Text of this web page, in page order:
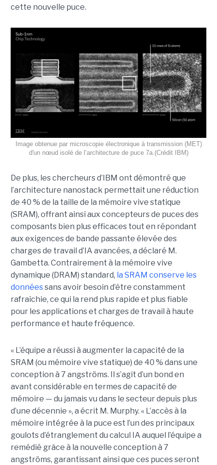
cette nouvelle puce.
Image obtenue par microscopie électronique à transmission (MET)
d'un nœud isolé de l’architecture de puce 7a.(Crédit IBM)
De plus, les chercheurs d’IBM ont démontré que
l’architecture nanostack permettait une réduction
de 40 % de la taille de la mémoire vive statique
(SRAM), offrant ainsi aux concepteurs de puces des
composants bien plus efficaces tout en répondant
aux exigences de bande passante élevée des
charges de travail d’IA avancées, a déclaré M.
Gambetta. Contrairement à la mémoire vive
dynamique (DRAM) standard, la SRAM conserve les
donnéessans avoir besoin d’être constamment
rafraîchie, ce qui la rend plus rapide et plus fiable
pour les applications et charges de travail à haute
performance et haute fréquence.
« L’équipe a réussi à augmenter la capacité de la
SRAM (ou mémoire vive statique) de 40 % dans une
conception à 7 angströms. Il s’agit d’un bond en
avant considérable en termes de capacité de
mémoire — du jamais vu dans le secteur depuis plus
d’une décennie », a écrit M. Murphy. « L’accès à la
mémoire intégrée à la puce est l’un des principaux
goulots d’étranglement du calcul IA auquel l’équipe a
remédié grâce à la nouvelle conception à 7
angströms, garantissant ainsi que ces puces seront